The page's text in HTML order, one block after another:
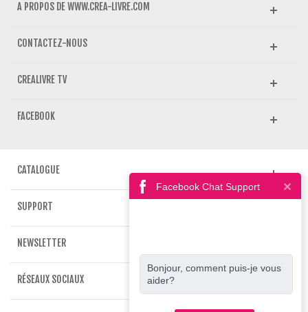
A PROPOS DE WWW.CREA-LIVRE.COM
CONTACTEZ-NOUS
CREALIVRE TV
FACEBOOK
CATALOGUE
SUPPORT
NEWSLETTER
RÉSEAUX SOCIAUX
Facebook Chat Support
Bonjour, comment puis-je vous
aider?